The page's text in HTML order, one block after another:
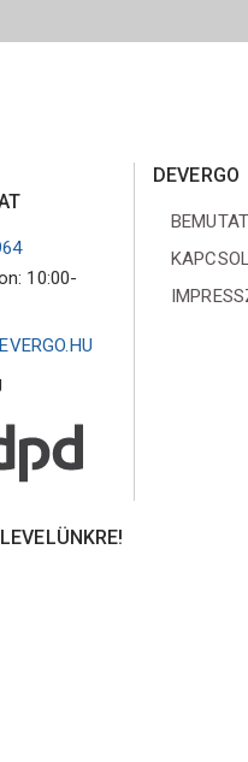
10:00-
DEVERGO